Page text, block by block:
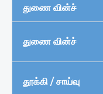
துணை வின்ச்
துணை வின்ச்
தூக்கி / சாய்வு